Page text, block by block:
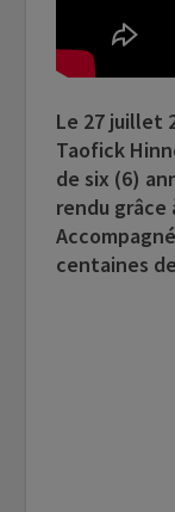
Le 27 juillet
Taofick
de six (6)
rendu grâce
centaines